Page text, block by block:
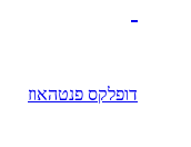
דופלקס פנטהאוז